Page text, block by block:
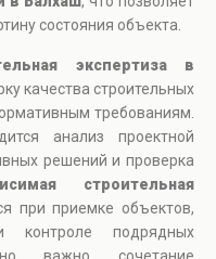
состояния объекта.
экспертиза в
качества строительных
требованиям.
анализ проектной
решений и проверка
строительная
при приемке объектов,
контроле подрядных